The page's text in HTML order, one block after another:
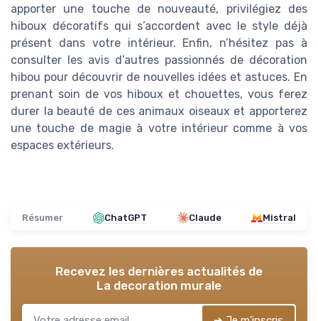
apporter une touche de nouveauté, privilégiez des
hiboux décoratifs qui s’accordent avec le style déjà
présent dans votre intérieur. Enfin, n’hésitez pas à
consulter les avis d’autres passionnés de décoration
hibou pour découvrir de nouvelles idées et astuces. En
prenant soin de vos hiboux et chouettes, vous ferez
durer la beauté de ces animaux oiseaux et apporterez
une touche de magie à votre intérieur comme à vos
espaces extérieurs.
Résumer ChatGPT Claude Mistral
Recevez les dernières actualités de
La decoration murale